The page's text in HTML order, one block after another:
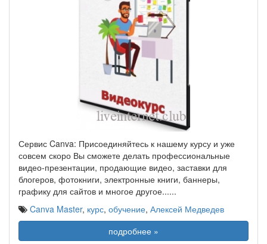
Сервис Canva: Присоединяйтесь к нашему курсу и уже
совсем скоро Вы сможете делать профессиональные
видео-презентации, продающие видео, заставки для
блогеров, фотокниги, электронные книги, баннеры,
графику для сайтов и многое другое......
Canva Master, курс, обучение, Алексей Медведев
подробнее »